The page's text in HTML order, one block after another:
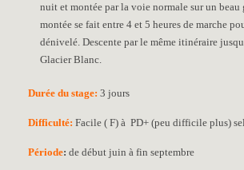
nuit et montée par la voie normale sur un beau
montée se fait entre 4 et 5 heures de marche
dénivelé. Descente par le même itinéraire
Glacier Blanc.
Durée du stage:3 jours
Difficulté: Facile ( F) à PD+ (peu difficile plus)
Période:de début juin à fin septembre